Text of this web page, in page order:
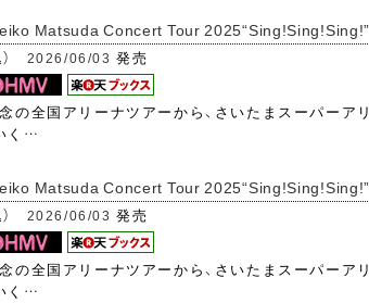
Matsuda Concert Tour 2025“Sing!Sing!Sing!”
2026/06/03 発売
の全国アリーナツアーから、さいたまスーパーア
く…
Matsuda Concert Tour
2026/06/03 発売
の全国アリーナツアーから、さいたまスーパーア
く…